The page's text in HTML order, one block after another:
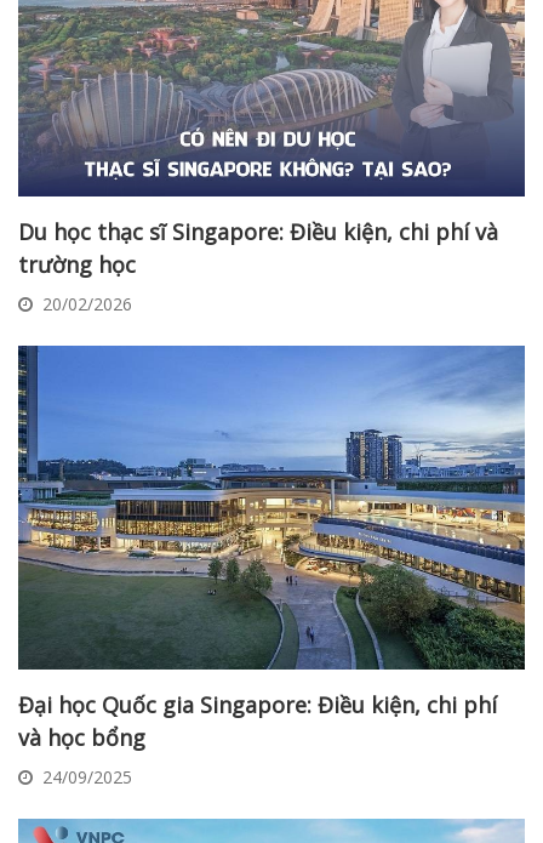
Du học thạc sĩ Singapore: Điều kiện, chi phí và
trường học
20/02/2026
Đại học Quốc gia Singapore: Điều kiện, chi phí
và học bổng
24/09/2025